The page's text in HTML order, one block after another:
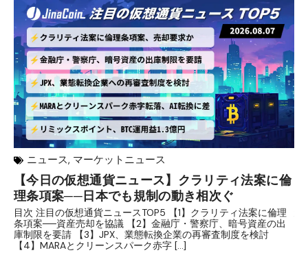
ニュース, マーケットニュース
【今日の仮想通貨ニュース】クラリティ法案に倫
理条項案──日本でも規制の動き相次ぐ
目次 注目の仮想通貨ニュースTOP5 【1】クラリティ法案に倫理
条項案──資産売却を協議 【2】金融庁・警察庁、暗号資産の出
庫制限を要請 【3】JPX、業態転換企業の再審査制度を検討
【4】MARAとクリーンスパーク赤字 […]